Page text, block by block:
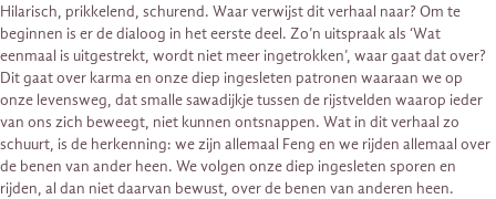
Hilarisch, prikkelend, schurend. Waar verwijst dit verhaal naar? Om te
beginnen is er de dialoog in het eerste deel. Zo’n uitspraak als ‘Wat
eenmaal is uitgestrekt, wordt niet meer ingetrokken’, waar gaat dat over?
Dit gaat over karma en onze diep ingesleten patronen waaraan we op
onze levensweg, dat smalle sawadijkje tussen de rijstvelden waarop ieder
van ons zich beweegt, niet kunnen ontsnappen. Wat in dit verhaal zo
schuurt, is de herkenning: we zijn allemaal Feng en we rijden allemaal over
de benen van ander heen. We volgen onze diep ingesleten sporen en
rijden, al dan niet daarvan bewust, over de benen van anderen heen.